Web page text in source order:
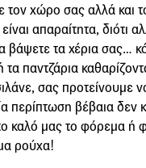
τον χώρο σας αλλά και
απαραίτητα, διότι
βάψετε τα χέρια σας…
τα παντζάρια
σας προτείνουμε
περίπτωση βέβαια δεν
καλό μας το φόρεμα
ρούχα!